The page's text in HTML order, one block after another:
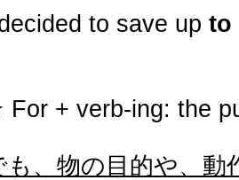
to save up to
For + verb-ing: the
も、物の目的や、動